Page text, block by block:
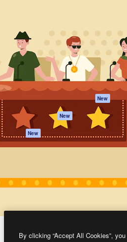
Spaces
AI 어시스턴트
AI 이미지 생성기
AI 동영상 생성기
AI 텍스트 음성 변환
스톡 콘텐츠
Claude/ChatGPT
용 MCP
New
New
API
Academy
지원
이용 약관
개인정보 보호
원본 New
쿠키 정책
Trust Center
제휴 파트너
비지니스
By clicking “Accept All Cookies”,